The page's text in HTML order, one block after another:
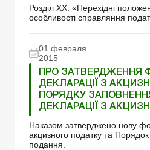
Розділ XX. «Перехідні
особливості справляння
01 февраля
2015
ПРО ЗАТВЕРДЖЕННЯ
ДЕКЛАРАЦІЇ З
ПОРЯДКУ
ДЕКЛАРАЦІЇ З
Наказом затверджено нову
акцизного податку та Порядок
подання.